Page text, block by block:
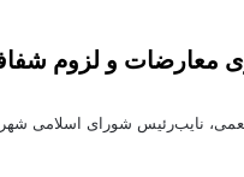
معارضات و لزوم
نایب‌رئیس شورای اسلامی